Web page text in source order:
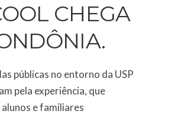
CHEGA
públicas no entorno da USP
pela experiência, que
e familiares